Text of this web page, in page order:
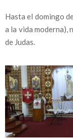
Hasta el domingo
a la vida moderna),
de Judas.